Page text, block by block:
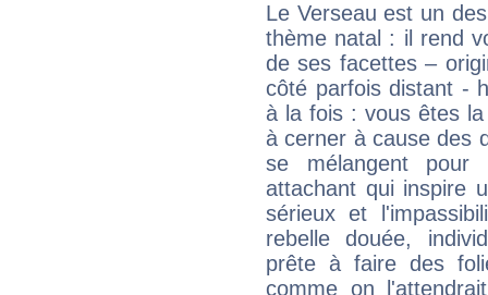
Le Verseau est un
thème natal : il rend
de ses facettes –
côté parfois distant -
à la fois : vous êtes
à cerner à cause des
se mélangent
attachant qui inspire
sérieux et
rebelle douée,
prête à faire des
comme on